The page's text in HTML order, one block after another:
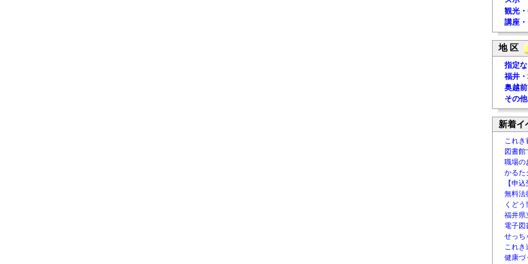
観光
講座
地 区
指定
福井
奥越前
その他
新着イ
これき
図書
職場の
かるた
【申
無料
くど
福井
電子
せっち
これ
健康づ